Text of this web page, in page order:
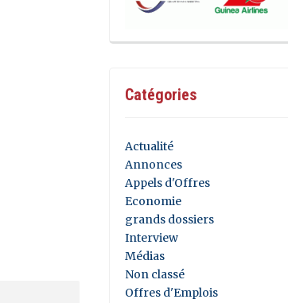
Catégories
Actualité
Annonces
Appels d'Offres
Economie
grands dossiers
Interview
Médias
Non classé
Offres d'Emplois